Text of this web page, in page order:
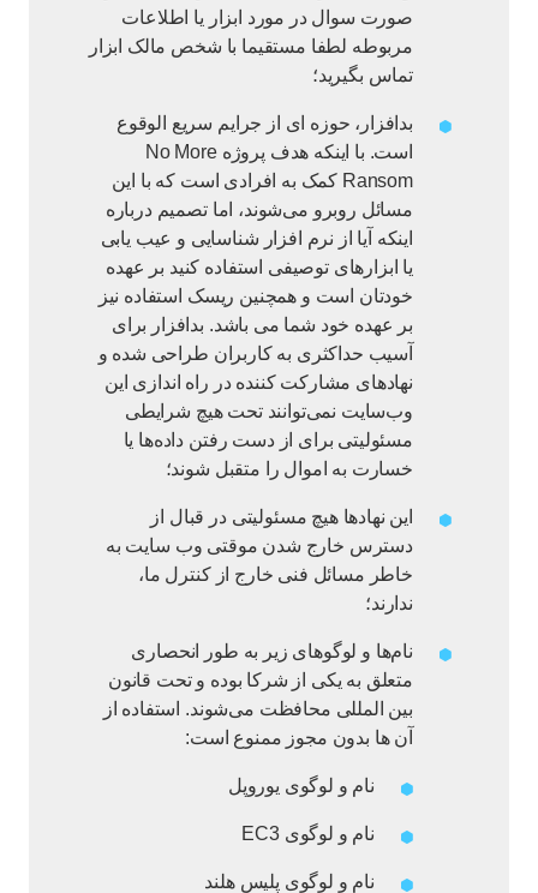
صورت سوال در مورد ابزار یا اطلاعات
مربوطه لطفا مستقیما با شخص مالک ابزار
تماس بگیرید؛
بدافزار، حوزه ای از جرایم سریع الوقوع
است. با اینکه هدف پروژه No More
Ransom کمک به افرادی است که با این
مسائل روبرو می‌شوند، اما تصمیم درباره
اینکه آیا از نرم افزار شناسایی و عیب یابی
یا ابزارهای توصیفی استفاده کنید بر عهده
خودتان است و همچنین ریسک استفاده نیز
بر عهده خود شما می باشد. بدافزار برای
آسیب حداکثری به کاربران طراحی شده و
نهادهای مشارکت کننده در راه اندازی این
وب‌سایت نمی‌توانند تحت هیچ شرایطی
مسئولیتی برای از دست رفتن داده‌ها یا
خسارت به اموال را متقبل شوند؛
این نهادها هیچ مسئولیتی در قبال از
دسترس خارج شدن موقتی وب‌ سایت به
خاطر مسائل فنی خارج از کنترل‌ ما،
ندارند؛
نام‌ها و لوگوهای زیر به طور انحصاری
متعلق به یکی از شرکا بوده و تحت قانون
بین المللی محافظت می‌شوند. استفاده از
آن ها بدون مجوز ممنوع است:
نام و لوگوی یوروپل
نام و لوگوی EC3
نام و لوگوی پلیس هلند